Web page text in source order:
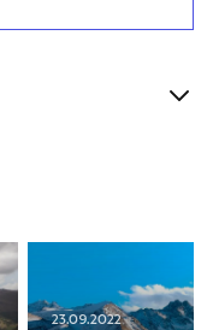
23.09.2022